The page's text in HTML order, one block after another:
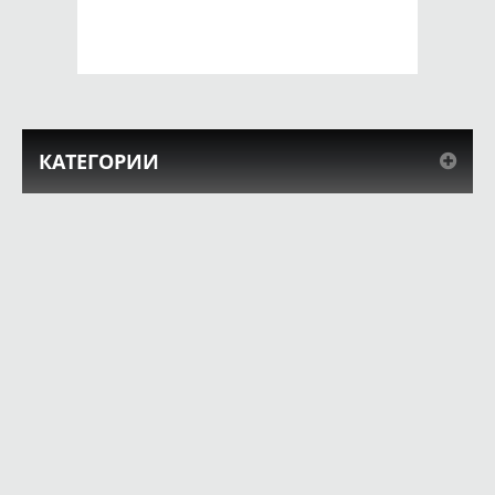
КАТЕГОРИИ